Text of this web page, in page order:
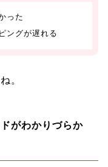
った
ングが遅れる
。
がわかりづらか